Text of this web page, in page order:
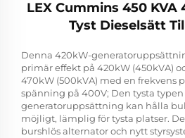
LEX Cummins 450
Tyst Dieselsätt
Denna 420kW-
primär effekt på 420kW (450kVA)
470kW (500kVA) med en frekvens
spänning på 400V; Den tysta typen
generatoruppsättning kan hålla
möjligt, lämplig för tysta platser.
burshlös alternator och nytt